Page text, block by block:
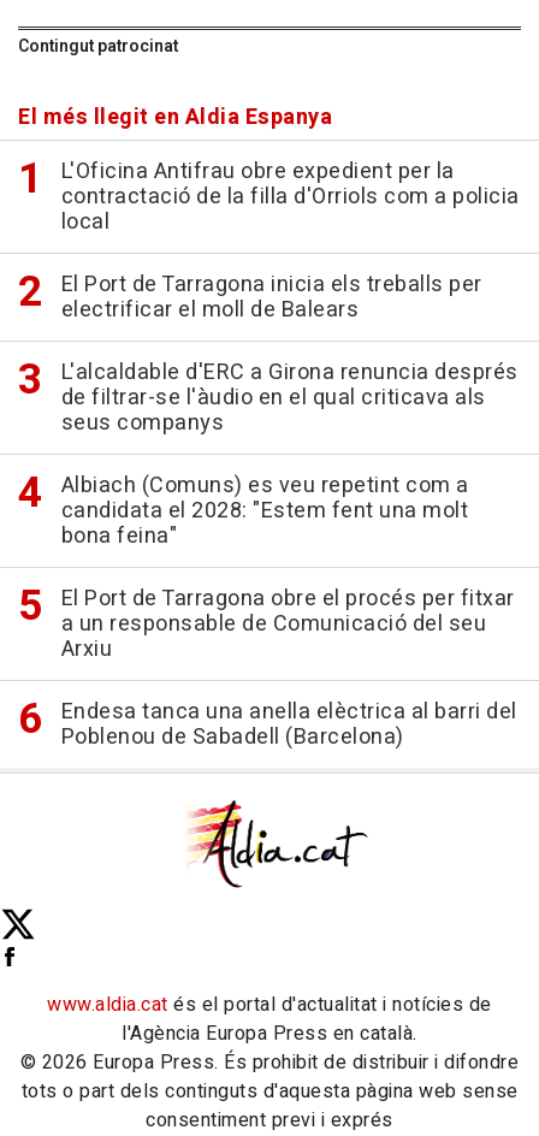
Contingut patrocinat
El més llegit en Aldia Espanya
L'Oficina Antifrau obre expedient per la
contractació de la filla d'Orriols com a policia
local
El Port de Tarragona inicia els treballs per
electrificar el moll de Balears
L'alcaldable d'ERC a Girona renuncia després
de filtrar-se l'àudio en el qual criticava als
seus companys
Albiach (Comuns) es veu repetint com a
candidata el 2028: "Estem fent una molt
bona feina"
El Port de Tarragona obre el procés per fitxar
a un responsable de Comunicació del seu
Arxiu
Endesa tanca una anella elèctrica al barri del
Poblenou de Sabadell (Barcelona)
www.aldia.cat és el portal d'actualitat i notícies de
l'Agència Europa Press en català.
© 2026 Europa Press. És prohibit de distribuir i difondre
tots o part dels continguts d'aquesta pàgina web sense
consentiment previ i exprés